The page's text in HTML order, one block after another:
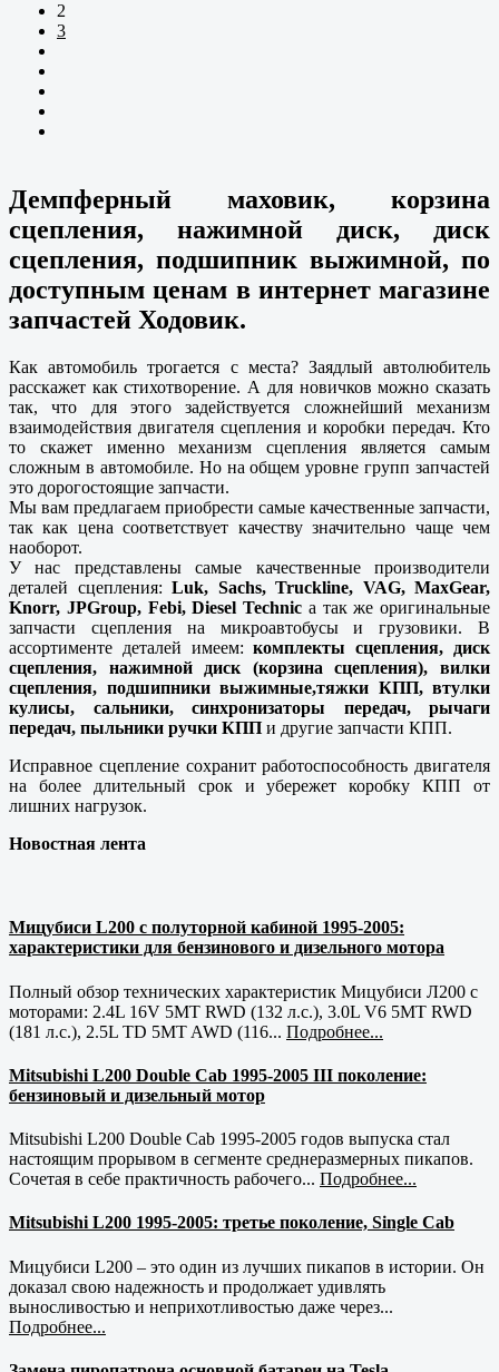
2
3
Демпферный маховик, корзина
сцепления, нажимной диск, диск
сцепления, подшипник выжимной, по
доступным ценам в интернет магазине
запчастей Ходовик.
Как автомобиль трогается с места? Заядлый автолюбитель
расскажет как стихотворение. А для новичков можно сказать
так, что для этого задействуется сложнейший механизм
взаимодействия двигателя сцепления и коробки передач. Кто
то скажет именно механизм сцепления является самым
сложным в автомобиле. Но на общем уровне групп запчастей
это дорогостоящие запчасти.
Мы вам предлагаем приобрести самые качественные запчасти,
так как цена соответствует качеству значительно чаще чем
наоборот.
У нас представлены самые качественные производители
деталей сцепления: Luk, Sachs, Truckline, VAG, MaxGear,
Knorr, JPGroup, Febi, Diesel Technic а так же оригинальные
запчасти сцепления на микроавтобусы и грузовики. В
ассортименте деталей имеем:комплекты сцепления, диск
сцепления, нажимной диск (корзина сцепления), вилки
сцепления, подшипники выжимные,тяжки КПП, втулки
кулисы, сальники, синхронизаторы передач, рычаги
передач, пыльники ручки КПП и другие запчасти КПП.
Исправное сцепление сохранит работоспособность двигателя
на более длительный срок и убережет коробку КПП от
лишних нагрузок.
Новостная лента
Мицубиси L200 с полуторной кабиной 1995-2005:
характеристики для бензинового и дизельного мотора
Полный обзор технических характеристик Мицубиси Л200 с
моторами: 2.4L 16V 5MT RWD (132 л.с.), 3.0L V6 5MT RWD
(181 л.с.), 2.5L TD 5MT AWD (116... Подробнее...
Mitsubishi L200 Double Cab 1995-2005 III поколение:
бензиновый и дизельный мотор
Mitsubishi L200 Double Cab 1995-2005 годов выпуска стал
настоящим прорывом в сегменте среднеразмерных пикапов.
Сочетая в себе практичность рабочего... Подробнее...
Mitsubishi L200 1995-2005: третье поколение, Single Cab
Мицубиси L200 – это один из лучших пикапов в истории. Он
доказал свою надежность и продолжает удивлять
выносливостью и неприхотливостью даже через...
Подробнее...